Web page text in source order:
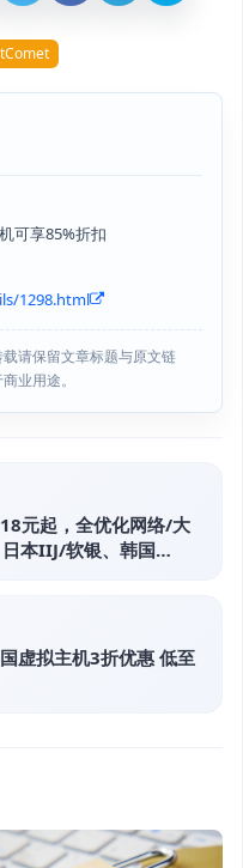
可享85%折扣
1298.html
请保留文章标题与原文链
业用途。
元起，全优化网络/大
本IIJ/软银、韩国
虚拟主机3折优惠 低至